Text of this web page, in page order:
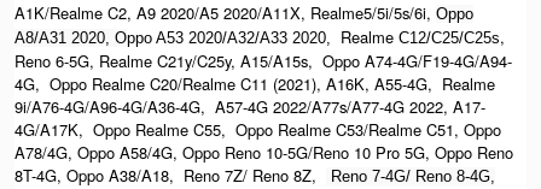
A1K/Realme C2, A9 2020/A5 2020/A11X, Realme5/5i/5s/6i, Oppo
A8/A31 2020, Oppo A53 2020/A32/A33 2020, Realme C12/C25/C25s,
Reno 6-5G, Realme C21y/C25y, A15/A15s, Oppo A74-4G/F19-4G/A94-
4G, Oppo Realme C20/Realme C11 (2021), A16K, A55-4G, Realme
9i/A76-4G/A96-4G/A36-4G, A57-4G 2022/A77s/A77-4G 2022, A17-
4G/A17K, Oppo Realme C55, Oppo Realme C53/Realme C51, Oppo
A78/4G, Oppo A58/4G, Oppo Reno 10-5G/Reno 10 Pro 5G, Oppo Reno
8T-4G, Oppo A38/A18, Reno 7Z/ Reno 8Z,
Reno 7-4G/ Reno 8-4G,